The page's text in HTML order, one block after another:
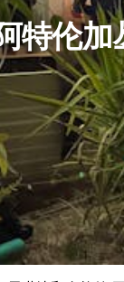
点
活
动
规
划
特伦加